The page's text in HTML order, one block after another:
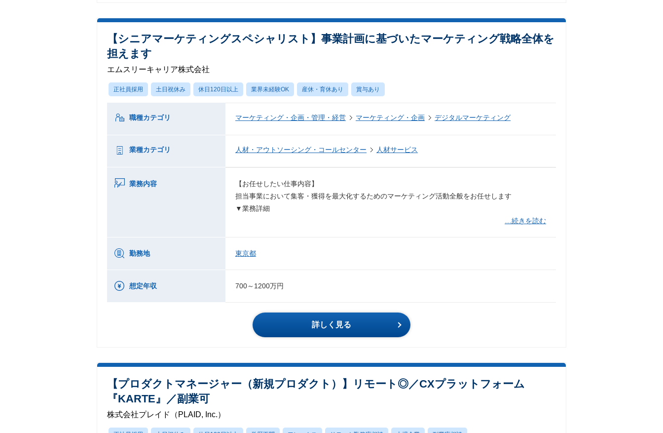
【シニアマーケティングスペシャリスト】事業計画に基づいたマーケティング戦略全体を
担えます
エムスリーキャリア株式会社
正社員採用 土日祝休み 休日120日以上 業界未経験OK 産休・育休あり 賞与あり
職種カテゴリ マーケティング・企画・管理・経営 マーケティング・企画 デジタルマーケティング
業種カテゴリ 人材・アウトソーシング・コールセンター 人材サービス
業務内容
【お任せしたい仕事内容】
担当事業において集客・獲得を最大化するためのマーケティング活動全般をお任せします
▼業務詳細
…続きを読む
勤務地 東京都
想定年収 700～1200万円
詳しく見る
【プロダクトマネージャー（新規プロダクト）】リモート◎／CXプラットフォーム
『KARTE』／副業可
株式会社プレイド（PLAID, Inc.）